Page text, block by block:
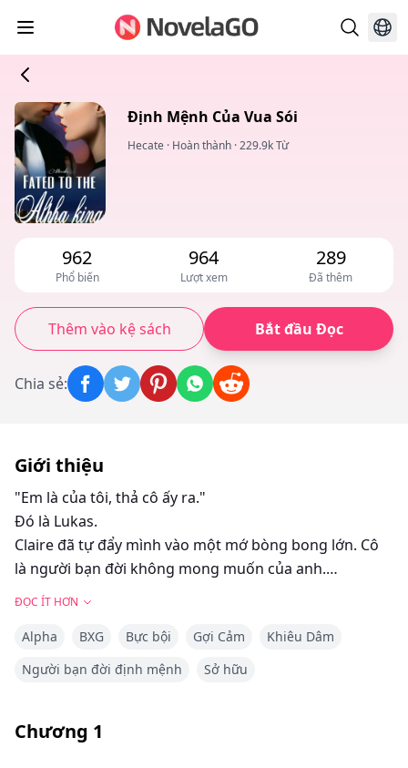
Định Mệnh Của Vua Sói
Hecate · Hoàn thành ·229.9k Từ
962
Phổ biến
964
Lượt xem
289
Đã thêm
Thêm vào kệ sách Bắt đầu Đọc
Chia sẻ:
Giới thiệu
"Em là của tôi, thả cô ấy ra."
Đó là Lukas.
Claire đã tự đẩy mình vào một mớ bòng bong lớn. Cô
là người bạn đời không mong muốn của anh.
Tại sao anh lại đến cứu cô?
Đối với Lukas, anh vẫn khinh thường cô gái nhỏ bé này
nhưng cô là của anh,
ĐỌC ÍT HƠN
Alpha BXG Bực bội Gợi Cảm
Khiêu Dâm
Người bạn đời định mệnh
Sở hữu
Chương 1